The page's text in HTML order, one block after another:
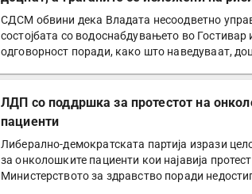
СДСМ обвини дека Владата несоодветно
состојбата со водоснабдувањето во Гостивар
одговорност поради, како што наведуваат,
ЛДП со поддршка за протестот на
пациенти
Либерално-демократската партија изрази
за онколошките пациенти кои најавија
Министерството за здравство поради